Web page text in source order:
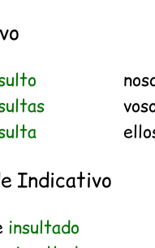
Indicativo
insultado